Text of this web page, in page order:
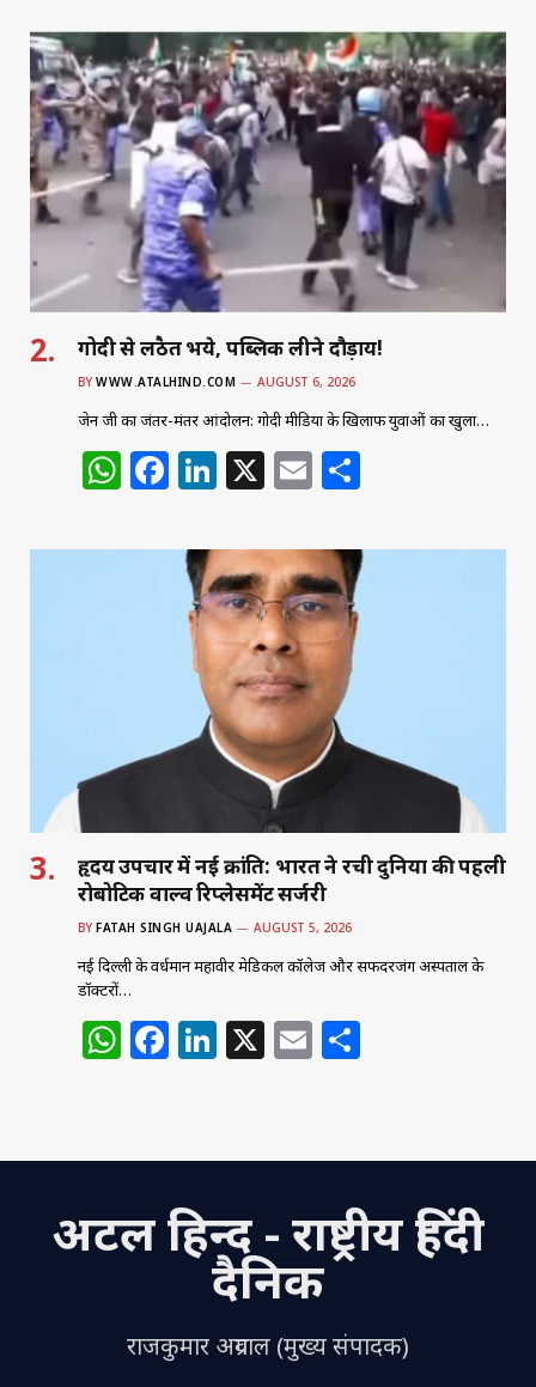
at
s
A
p
p
c
e
b
o
o
k
k
e
dI
n
ai
l
ar
e
गोदी से लठैत भये, पब्लिक लीने दौड़ाय!
BY WWW.ATALHIND.COM AUGUST 6, 2026
जेन जी का जंतर-मंतर आंदोलन: गोदी मीडिया के खिलाफ युवाओं का खुला…
W
at
F
c
e
b
o
k
Li
k
e
dI
n
X E
ai
l
ar
e
हृदय उपचार में नई क्रांति: भारत ने रची दुनिया की पहली
रोबोटिक वाल्व रिप्लेसमेंट सर्जरी
BY FATAH SINGH UAJALA AUGUST 5, 2026
नई दिल्ली के वर्धमान महावीर मेडिकल कॉलेज और सफदरजंग अस्पताल के
डॉक्टरों…
W
s
p
p
F
e
o
o
Li
e
n
X E
l e
अटल हिन्द - राष्ट्रीय हिंदी
दैनिक
राजकुमार अग्रवाल (मुख्य संपादक)